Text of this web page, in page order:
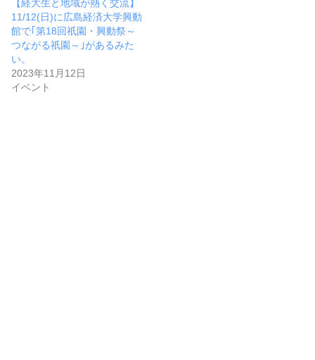
【経大生と地域が熱く交流】
11/12(日)に広島経済大学興動
館で｢第18回祇園・興動祭～
つながる祇園～｣があるみた
い。
2023年11月12日
イベント